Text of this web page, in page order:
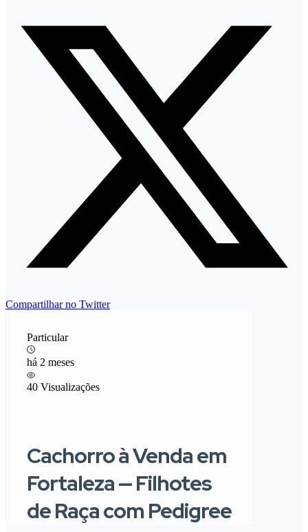
Compartilhar no Twitter
Particular
há 2 meses
40 Visualizações
Cachorro à Venda em
Fortaleza — Filhotes
de Raça com Pedigree